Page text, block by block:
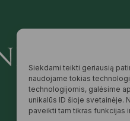
Siekdami teikti geriausią
naudojame tokias
technologijomis, galėsime
unikalūs ID šioje svetainėje.
paveikti tam tikras funkcijas